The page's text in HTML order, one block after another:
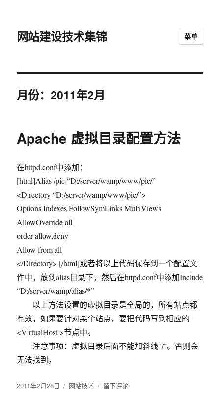
网站建设技术集锦 菜单
月份：2011年2月
Apache 虚拟目录配置方法
在httpd.conf中添加：
[html]Alias /pic “D:/server/wamp/www/pic/”
<Directory “D:/server/wamp/www/pic/”>
Options Indexes FollowSymLinks MultiViews
AllowOverride all
order allow,deny
Allow from all
</Directory> [/html]或者将以上代码保存到一个配置文
件中，放到alias目录下，然后在httpd.conf中添加Include
“D:/server/wamp/alias/*”
以上方法设置的虚拟目录是全局的，所有站点都
有效，如果要针对某个站点，要把代码写到相应的
<VirtualHost >节点中。
注意事项：虚拟目录后面不能加斜线“/”。否则会
无法找到。
发
2011年2月28日
分
网站技术
于
留下评论